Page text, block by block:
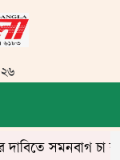
সমনবাগ চা বাগানে